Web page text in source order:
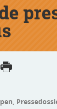
sur Twitter